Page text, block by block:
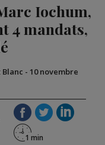
Iochum,
4 mandats,
- 10 novembre